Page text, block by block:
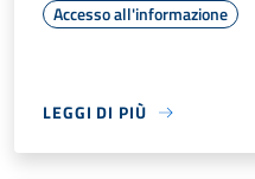
Accesso all'informazione
LEGGI DI PIÙ